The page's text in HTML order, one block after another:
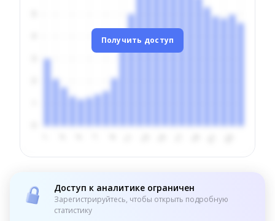
Получить доступ
Доступ к аналитике ограничен
Зарегистрируйтесь, чтобы открыть подробную
статистику